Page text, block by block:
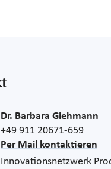
Dr. Barbara Giehmann
+49 911 20671-659
Per Mail kontaktieren
Innovationsnetzwerk